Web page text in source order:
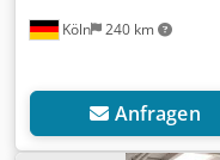
Köln 240 km
Anfragen